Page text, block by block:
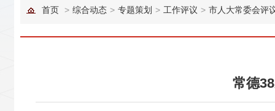
首页 > 综合动态 > 专题策划 > 工作评议 > 市人大常委会评
常德